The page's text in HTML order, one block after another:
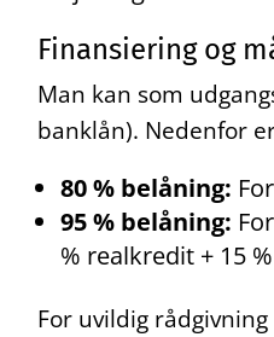
Finansiering og
Man kan som
banklån). Nedenfor
80 % belåning:
95 % belåning:
% realkredit + 15
For uvildig